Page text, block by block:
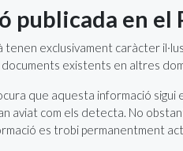
publicada en el
exclusivament caràcter
existents en altres
que aquesta informació sigui
aviat com els detecta. No
es trobi permanentment